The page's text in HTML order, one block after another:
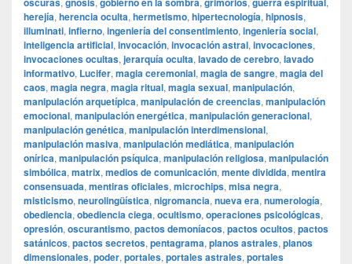
herejía, herencia oculta, hermetismo, hipertecnología, hipnosis,
illuminati, infierno, ingeniería del consentimiento, ingeniería social,
inteligencia artificial, invocación, invocación astral, invocaciones,
invocaciones ocultas, jerarquía oculta, lavado de cerebro, lavado
informativo, Lucifer, magia ceremonial, magia de sangre, magia del
caos, magia negra, magia ritual, magia sexual, manipulación,
manipulación arquetípica, manipulación de creencias, manipulación
emocional, manipulación energética, manipulación generacional,
manipulación genética, manipulación interdimensional,
manipulación masiva, manipulación mediática, manipulación
onírica, manipulación psíquica, manipulación religiosa, manipulación
simbólica, matrix, medios de comunicación, mente dividida, mentira
consensuada, mentiras oficiales, microchips, misa negra,
misticismo, neurolingüística, nigromancia, nueva era, numerología,
obediencia, obediencia ciega, ocultismo, operaciones psicológicas,
opresión, oscurantismo, pactos demoníacos, pactos ocultos, pactos
satánicos, pactos secretos, pentagrama, planos astrales, planos
dimensionales, poder, portales, portales astrales, portales